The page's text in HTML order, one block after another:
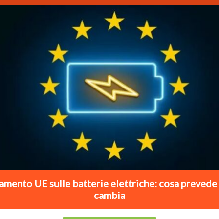
UE sulle batterie elettriche: cosa prevede
cambia